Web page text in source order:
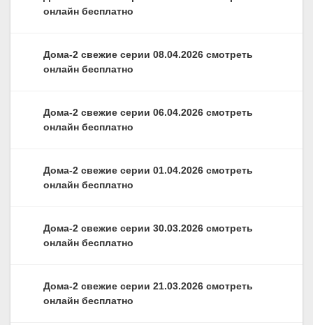
онлайн бесплатно
Дома-2 свежие серии 08.04.2026 смотреть
онлайн бесплатно
Дома-2 свежие серии 06.04.2026 смотреть
онлайн бесплатно
Дома-2 свежие серии 01.04.2026 смотреть
онлайн бесплатно
Дома-2 свежие серии 30.03.2026 смотреть
онлайн бесплатно
Дома-2 свежие серии 21.03.2026 смотреть
онлайн бесплатно